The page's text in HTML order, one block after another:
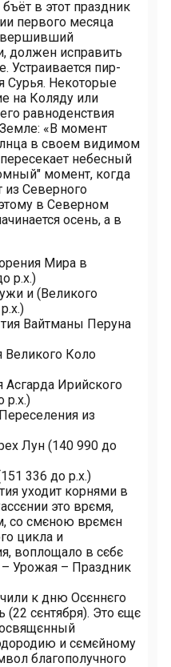
в этот праздник
первого месяца
должен исправить
пир-
Сурья. Некоторые
на Коляду или
равноденствия
«В момент
в своем видимом
небесный
момент, когда
из Северного
в Северном
осень, а в
Мира в
р.х.)
и (Великого
Вайтманы Перуна
Великого Коло
Асгарда Ирийского
р.х.)
из
Лун (140 990 до
336 до р.х.)
уходит корнями в
это врємя,
со смєною врємєн
цикла и
воплощало в сєбє
– Урожая – Праздник
к дню Осєннєго
(22 сєнтября). Это єщє
и сємєйному
благополучного